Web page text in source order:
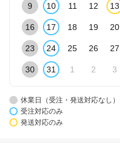
9 10 11 12 13
16 17 18 19 20
23 24 25 26 27
30 31 1 2 3
休業日（受注・発送対応なし）
受注対応のみ
発送対応のみ